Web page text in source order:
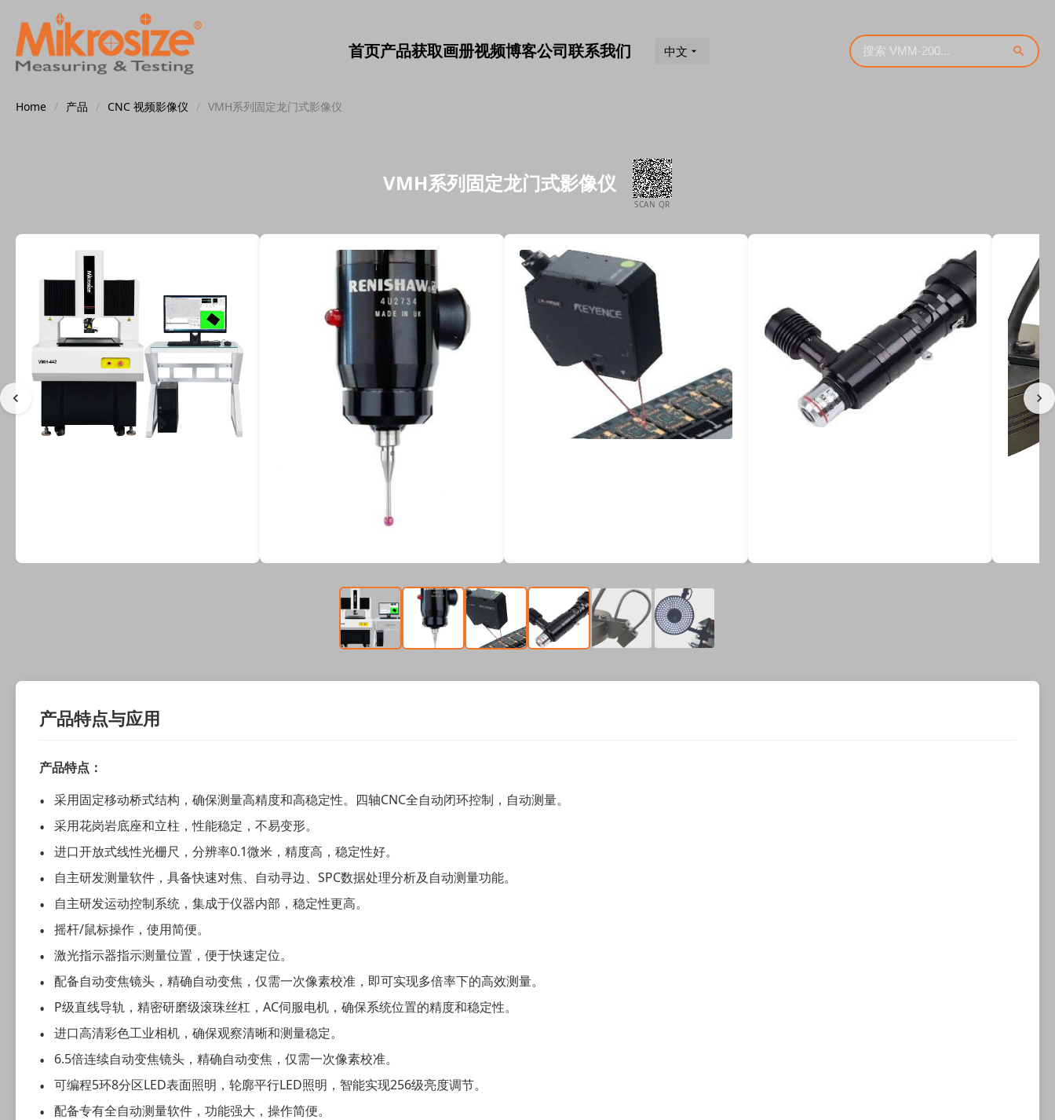
首页产品获取画册视频博客公司联系我们 中文
Home / 产品 / CNC 视频影像仪 / VMH系列固定龙门式影像仪
VMH系列固定龙门式影像仪
SCAN QR
产品特点与应用
产品特点：
采用固定移动桥式结构，确保测量高精度和高稳定性。四轴CNC全自动闭环控制，自动测量。
采用花岗岩底座和立柱，性能稳定，不易变形。
进口开放式线性光栅尺，分辨率0.1微米，精度高，稳定性好。
自主研发测量软件，具备快速对焦、自动寻边、SPC数据处理分析及自动测量功能。
自主研发运动控制系统，集成于仪器内部，稳定性更高。
摇杆/鼠标操作，使用简便。
激光指示器指示测量位置，便于快速定位。
配备自动变焦镜头，精确自动变焦，仅需一次像素校准，即可实现多倍率下的高效测量。
P级直线导轨，精密研磨级滚珠丝杠，AC伺服电机，确保系统位置的精度和稳定性。
进口高清彩色工业相机，确保观察清晰和测量稳定。
6.5倍连续自动变焦镜头，精确自动变焦，仅需一次像素校准。
可编程5环8分区LED表面照明，轮廓平行LED照明，智能实现256级亮度调节。
配备专有全自动测量软件，功能强大，操作简便。